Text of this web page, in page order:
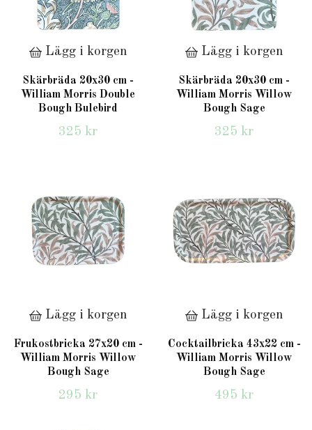
Lägg i korgen
Skärbräda 20x30 cm -
William Morris Double
Bough Bulebird
325 kr
Lägg i korgen
Skärbräda 20x30 cm -
William Morris Willow
Bough Sage
325 kr
Lägg i korgen
Frukostbricka 27x20 cm -
William Morris Willow
Bough Sage
295 kr
Lägg i korgen
Cocktailbricka 43x22 cm -
William Morris Willow
Bough Sage
495 kr